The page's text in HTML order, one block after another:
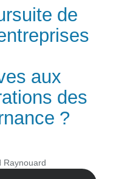
de
aux
des
?
Raynouard